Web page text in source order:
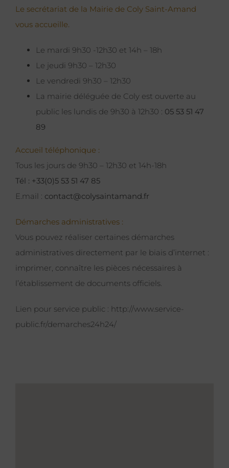
Le secrétariat de la Mairie de Coly Saint-Amand
vous accueille.
Le mardi 9h30 -12h30 et 14h – 18h
Le jeudi 9h30 – 12h30
Le vendredi 9h30 – 12h30
La mairie déléguée de Coly est ouverte au
public les lundis de 9h30 à 12h30 : 05 53 51 47
89
Accueil téléphonique :
Tous les jours de 9h30 – 12h30 et 14h-18h
Tél : +33(0)5 53 51 47 85
E.mail : contact@colysaintamand.fr
Démarches administratives :
Vous pouvez réaliser certaines démarches
administratives directement par le biais d’internet :
imprimer, connaître les pièces nécessaires à
l’établissement de documents officiels.
Lien pour service public : http://www.service-
public.fr/demarches24h24/